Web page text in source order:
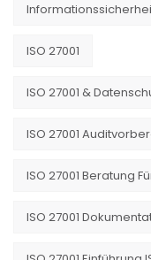
ISO 27001
ISO 27001 &
ISO 27001
ISO 27001 Beratung
ISO 27001